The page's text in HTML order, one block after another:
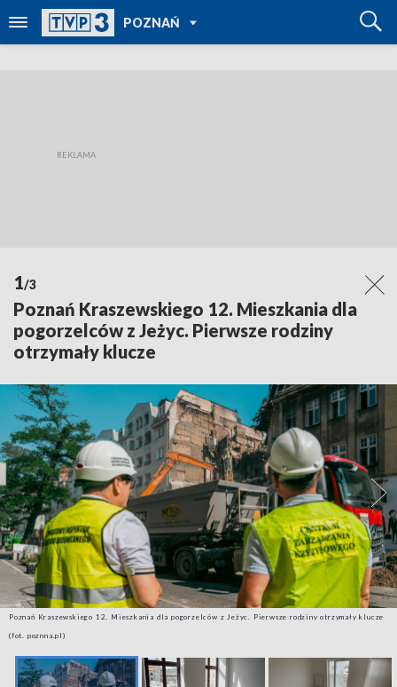
POZNAŃ
POWRÓT DO
TVP REGIONY
1/3
Poznań Kraszewskiego 12. Mieszkania dla
pogorzelców z Jeżyc. Pierwsze rodziny
otrzymały klucze
Poznań Kraszewskiego 12. Mieszkania dla pogorzelców z Jeżyc. Pierwsze rodziny otrzymały klucze
(fot. poznna.pl)